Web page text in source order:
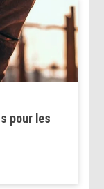
pour les